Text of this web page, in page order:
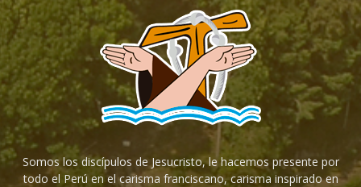
Somos los discípulos de Jesucristo, le hacemos presente por
todo el Perú en el carisma franciscano, carisma inspirado en